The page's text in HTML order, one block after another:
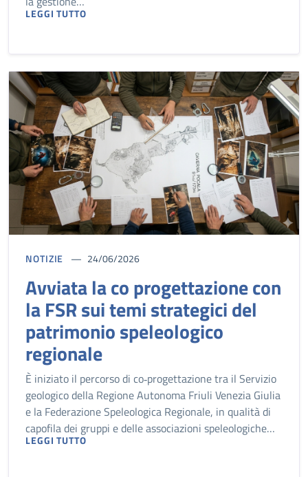
LEGGI TUTTO
NOTIZIE 24/06/2026
Avviata la co progettazione con
la FSR sui temi strategici del
patrimonio speleologico
regionale
È iniziato il percorso di co‑progettazione tra il Servizio
geologico della Regione Autonoma Friuli Venezia Giulia
e la Federazione Speleologica Regionale, in qualità di
capofila dei gruppi e delle associazioni speleologiche…
LEGGI TUTTO